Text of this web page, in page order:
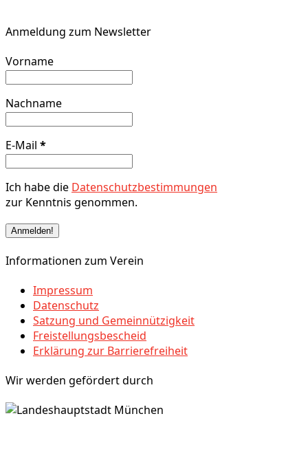
Anmeldung zum Newsletter
Vorname
Nachname
E-Mail *
Ich habe die Datenschutzbestimmungen
zur Kenntnis genommen.
Informationen zum Verein
Impressum
Datenschutz
Satzung und Gemeinnützigkeit
Freistellungsbescheid
Erklärung zur Barrierefreiheit
Wir werden gefördert durch